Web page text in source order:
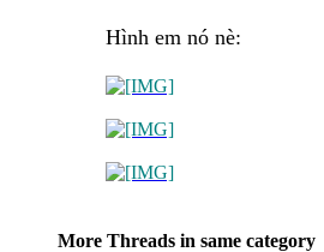
Hình em nó nè:
More Threads in same category